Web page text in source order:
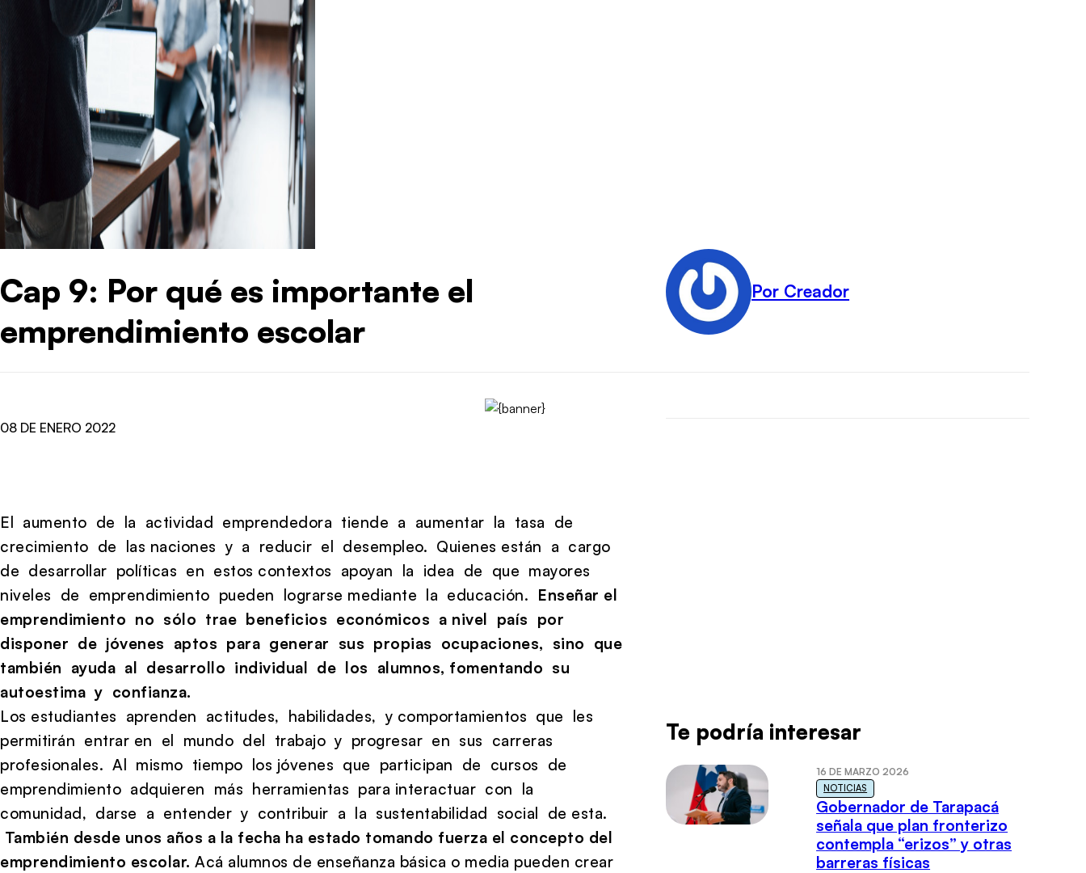
Cap 9: Por qué es importante el
emprendimiento escolar
Por Creador
08 DE ENERO 2022
El aumento de la actividad emprendedora tiende a aumentar la tasa de
crecimiento de las naciones y a reducir el desempleo. Quienes están a cargo
de desarrollar políticas en estos contextos apoyan la idea de que mayores
niveles de emprendimiento pueden lograrse mediante la educación. Enseñar el
emprendimiento no sólo trae beneficios económicos a nivel país por
disponer de jóvenes aptos para generar sus propias ocupaciones, sino que
también ayuda al desarrollo individual de los alumnos, fomentando su
autoestima y confianza.
Los estudiantes aprenden actitudes, habilidades, y comportamientos que les
permitirán entrar en el mundo del trabajo y progresar en sus carreras
profesionales. Al mismo tiempo los jóvenes que participan de cursos de
emprendimiento adquieren más herramientas para interactuar con la
comunidad, darse a entender y contribuir a la sustentabilidad social de esta.
También desde unos años a la fecha ha estado tomando fuerza el concepto del
emprendimiento escolar. Acá alumnos de enseñanza básica o media pueden crear
Te podría interesar
16 DE MARZO 2026
NOTICIAS
Gobernador de Tarapacá
señala que plan fronterizo
contempla “erizos” y otras
barreras físicas